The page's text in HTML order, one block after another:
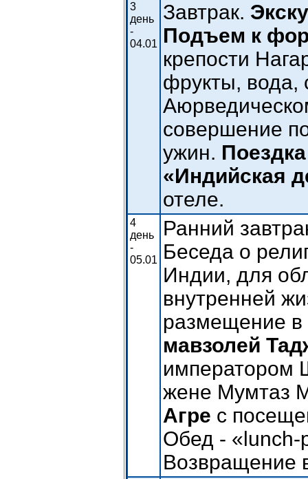
3
день
-
04.01
Завтрак.
Подъем к
крепости
фрукты, вода,
совершение
ужин.
«Индийская
отеле.
4
день
-
05.01
Ранний
Беседа о
Индии, для
внутренней
размещение
мавзолей
императором
жене Мумтаз
Агре с
Обед - «lunch-
Возвращение